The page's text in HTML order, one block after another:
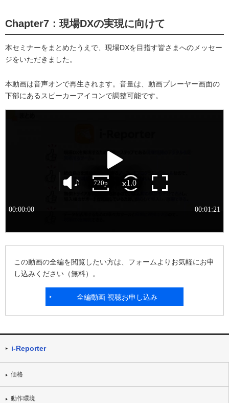
Chapter7：現場DXの実現に向けて
本セミナーをまとめたうえで、現場DXを目指す皆さまへのメッセー
ジをいただきました。
本動画は音声オンで再生されます。音量は、動画プレーヤー画面の
下部にあるスピーカーアイコンで調整可能です。
この動画の全編を閲覧したい方は、フォームよりお気軽にお申
し込みください（無料）。
全編動画 視聴お申し込み
i-Reporter
価格
動作環境